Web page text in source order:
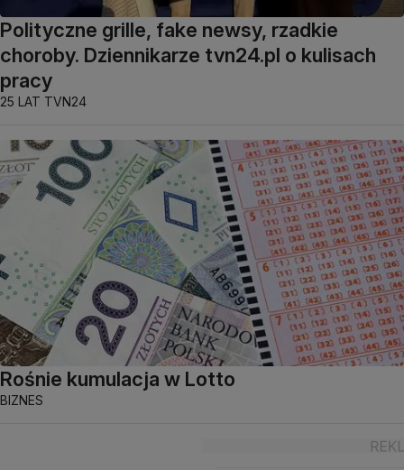
Polityczne grille, fake newsy, rzadkie
choroby. Dziennikarze tvn24.pl o kulisach
pracy
25 LAT TVN24
Rośnie kumulacja w Lotto
BIZNES